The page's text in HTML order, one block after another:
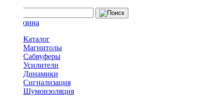
Каталог
Магнитолы
Сабвуферы
Усилители
Динамики
Сигнализация
Шумоизоляция